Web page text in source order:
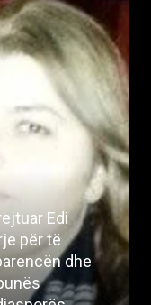
Edi
për të
dhe